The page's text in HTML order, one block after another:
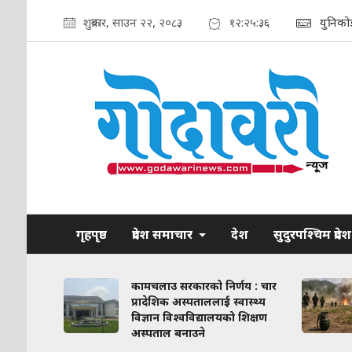
शुक्रबार, साउन २२, २०८३ १२:२५:३७
गृहपृष्ठ प्रदेश समाचार देश सुदुरपश्चिम प्रदेश
कामचलाउ सरकारको निर्णय : चार
प्रादेशिक अस्पताललाई स्वास्थ्य
विज्ञान विश्वविद्यालयको शिक्षण
अस्पताल बनाउने